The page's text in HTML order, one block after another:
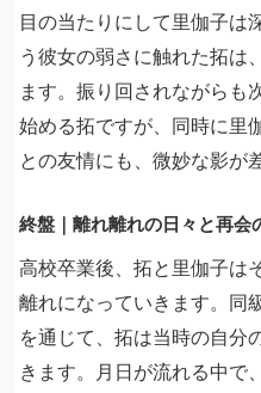
目の当たりにして里伽子は
う彼女の弱さに触れた拓は
ます。振り回されながらも
始める拓ですが、同時に里
との友情にも、微妙な影が
終盤｜離れ離れの日々と再会
高校卒業後、拓と里伽子は
離れになっていきます。同
を通じて、拓は当時の自分
きます。月日が流れる中で